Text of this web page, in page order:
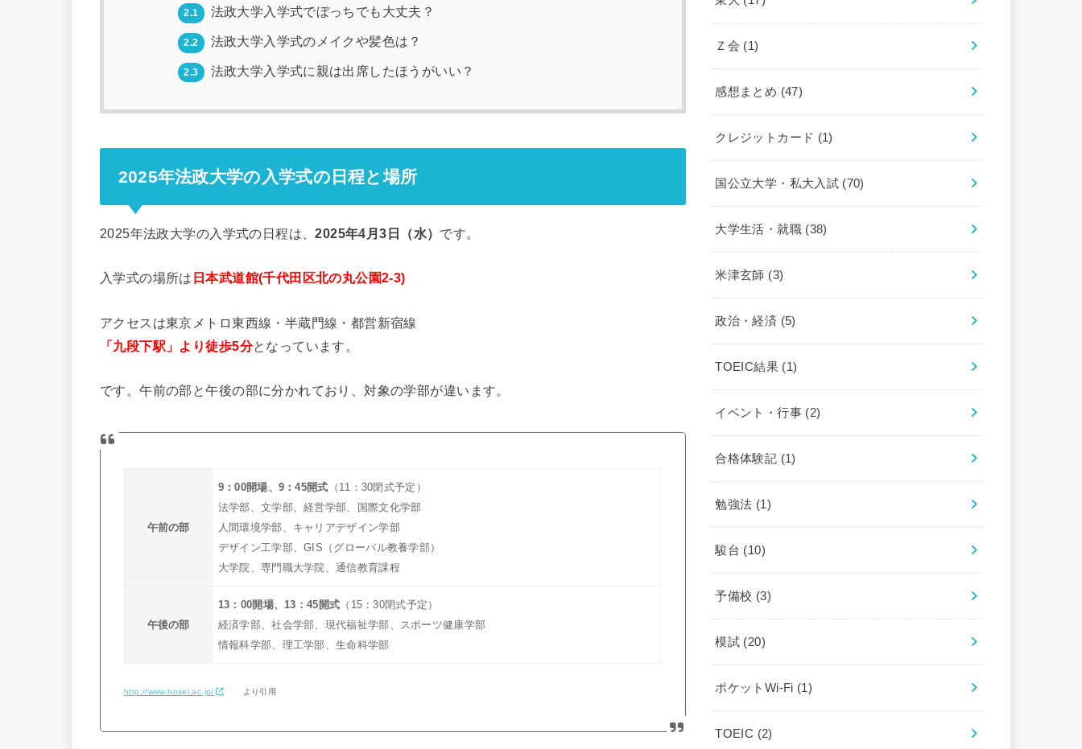
2.1 法政大学入学式でぼっちでも大丈夫？
2.2 法政大学入学式のメイクや髪色は？
2.3 法政大学入学式に親は出席したほうがいい？
2025年法政大学の入学式の日程と場所
2025年法政大学の入学式の日程は、2025年4月3日（水） です。
入学式の場所は 日本武道館(千代田区北の丸公園2-3)
アクセスは東京メトロ東西線・半蔵門線・都営新宿線
「九段下駅」より徒歩5分となっています。
です。午前の部と午後の部に分かれており、対象の学部が違います。
午前の部
9：00開場、9：45開式 （11：30閉式予定）
法学部、文学部、経営学部、国際文化学部
人間環境学部、キャリアデザイン学部
デザイン工学部、GIS（グローバル教養学部）
大学院、専門職大学院、通信教育課程
午後の部
13：00開場、13：45開式 （15：30閉式予定）
経済学部、社会学部、現代福祉学部、スポーツ健康学部
情報科学部、理工学部、生命科学部
http://www.hosei.ac.jp/ より引用
Ｚ会 (1)
感想まとめ (47)
クレジットカード (1)
国公立大学・私大入試 (70)
大学生活・就職 (38)
米津玄師 (3)
政治・経済 (5)
TOEIC結果 (1)
イベント・行事 (2)
合格体験記 (1)
勉強法 (1)
駿台 (10)
予備校 (3)
模試 (20)
ポケットWi-Fi (1)
TOEIC (2)